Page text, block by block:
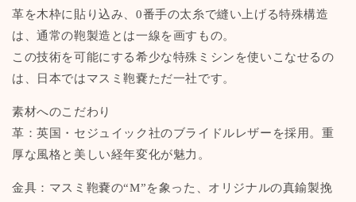
革を木枠に貼り込み、0番手の太糸で縫い上げる特殊構造
は、通常の鞄製造とは一線を画すもの。
この技術を可能にする希少な特殊ミシンを使いこなせるの
は、日本ではマスミ鞄嚢ただ一社です。
素材へのこだわり
革：英国・セジュイック社のブライドルレザーを採用。重
厚な風格と美しい経年変化が魅力。
金具：マスミ鞄嚢の“M”を象った、オリジナルの真鍮製挽